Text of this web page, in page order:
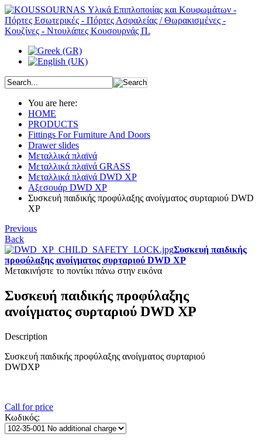
You are here:
HOME
PRODUCTS
Fittings For Furniture And Doors
Drawer slides
Μεταλλικά πλαϊνά
Μεταλλικά πλαϊνά GRASS
Μεταλλικά πλαϊνά DWD XP
Αξεσουάρ DWD XP
Συσκευή παιδικής προφύλαξης ανοίγματος συρταριού DWD
XP
Previous
Back
Συσκευή παιδικής
προφύλαξης ανοίγματος συρταριού DWD XP
Μετακινήστε το ποντίκι πάνω στην εικόνα
Συσκευή παιδικής προφύλαξης
ανοίγματος συρταριού DWD XP
Description
Συσκευή παιδικής προφύλαξης ανοίγματος συρταριού
DWDXP
Call for price
Κωδικός: